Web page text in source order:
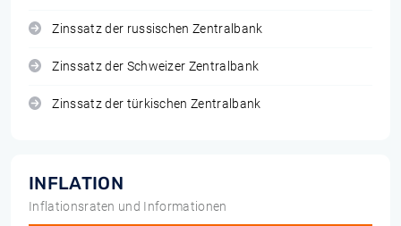
Zinssatz der russischen Zentralbank
Zinssatz der Schweizer Zentralbank
Zinssatz der türkischen Zentralbank
INFLATION
Inflationsraten und Informationen